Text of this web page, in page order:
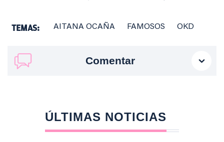
TEMAS: AITANA OCAÑA FAMOSOS OKD
Comentar
ÚLTIMAS NOTICIAS